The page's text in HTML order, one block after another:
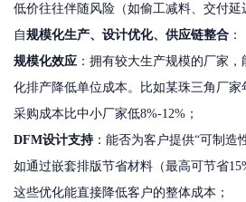
低价往往伴随风险（如偷工减料、交付
自规模化生产、设计优化、供应链整合 ：
规模化效应 ：拥有较大生产规模的厂家
化排产降低单位成本。比如某珠三角厂家
采购成本比中小厂家低8%-12%；
DFM设计支持：能否为客户提供“可制造
如通过嵌套排版节省材料（最高可节省
这些优化能直接降低客户的整体成本；